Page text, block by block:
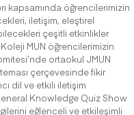
kapsamında öğrencilerimizin
iletişim, eleştirel
çeşitli etkinlikler
MUN öğrencilerimizin
ortaokul JMUN
çerçevesinde fikir
dil ve etkili iletişim
Knowledge Quiz Show
eğlenceli ve etkileşimli